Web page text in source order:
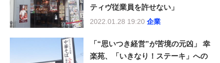
ティヴ従業員を許せない」
2022.01.28 19:20 企業
「“思いつき経営”が苦境の元凶」 幸
楽苑、「いきなり！ステーキ」への